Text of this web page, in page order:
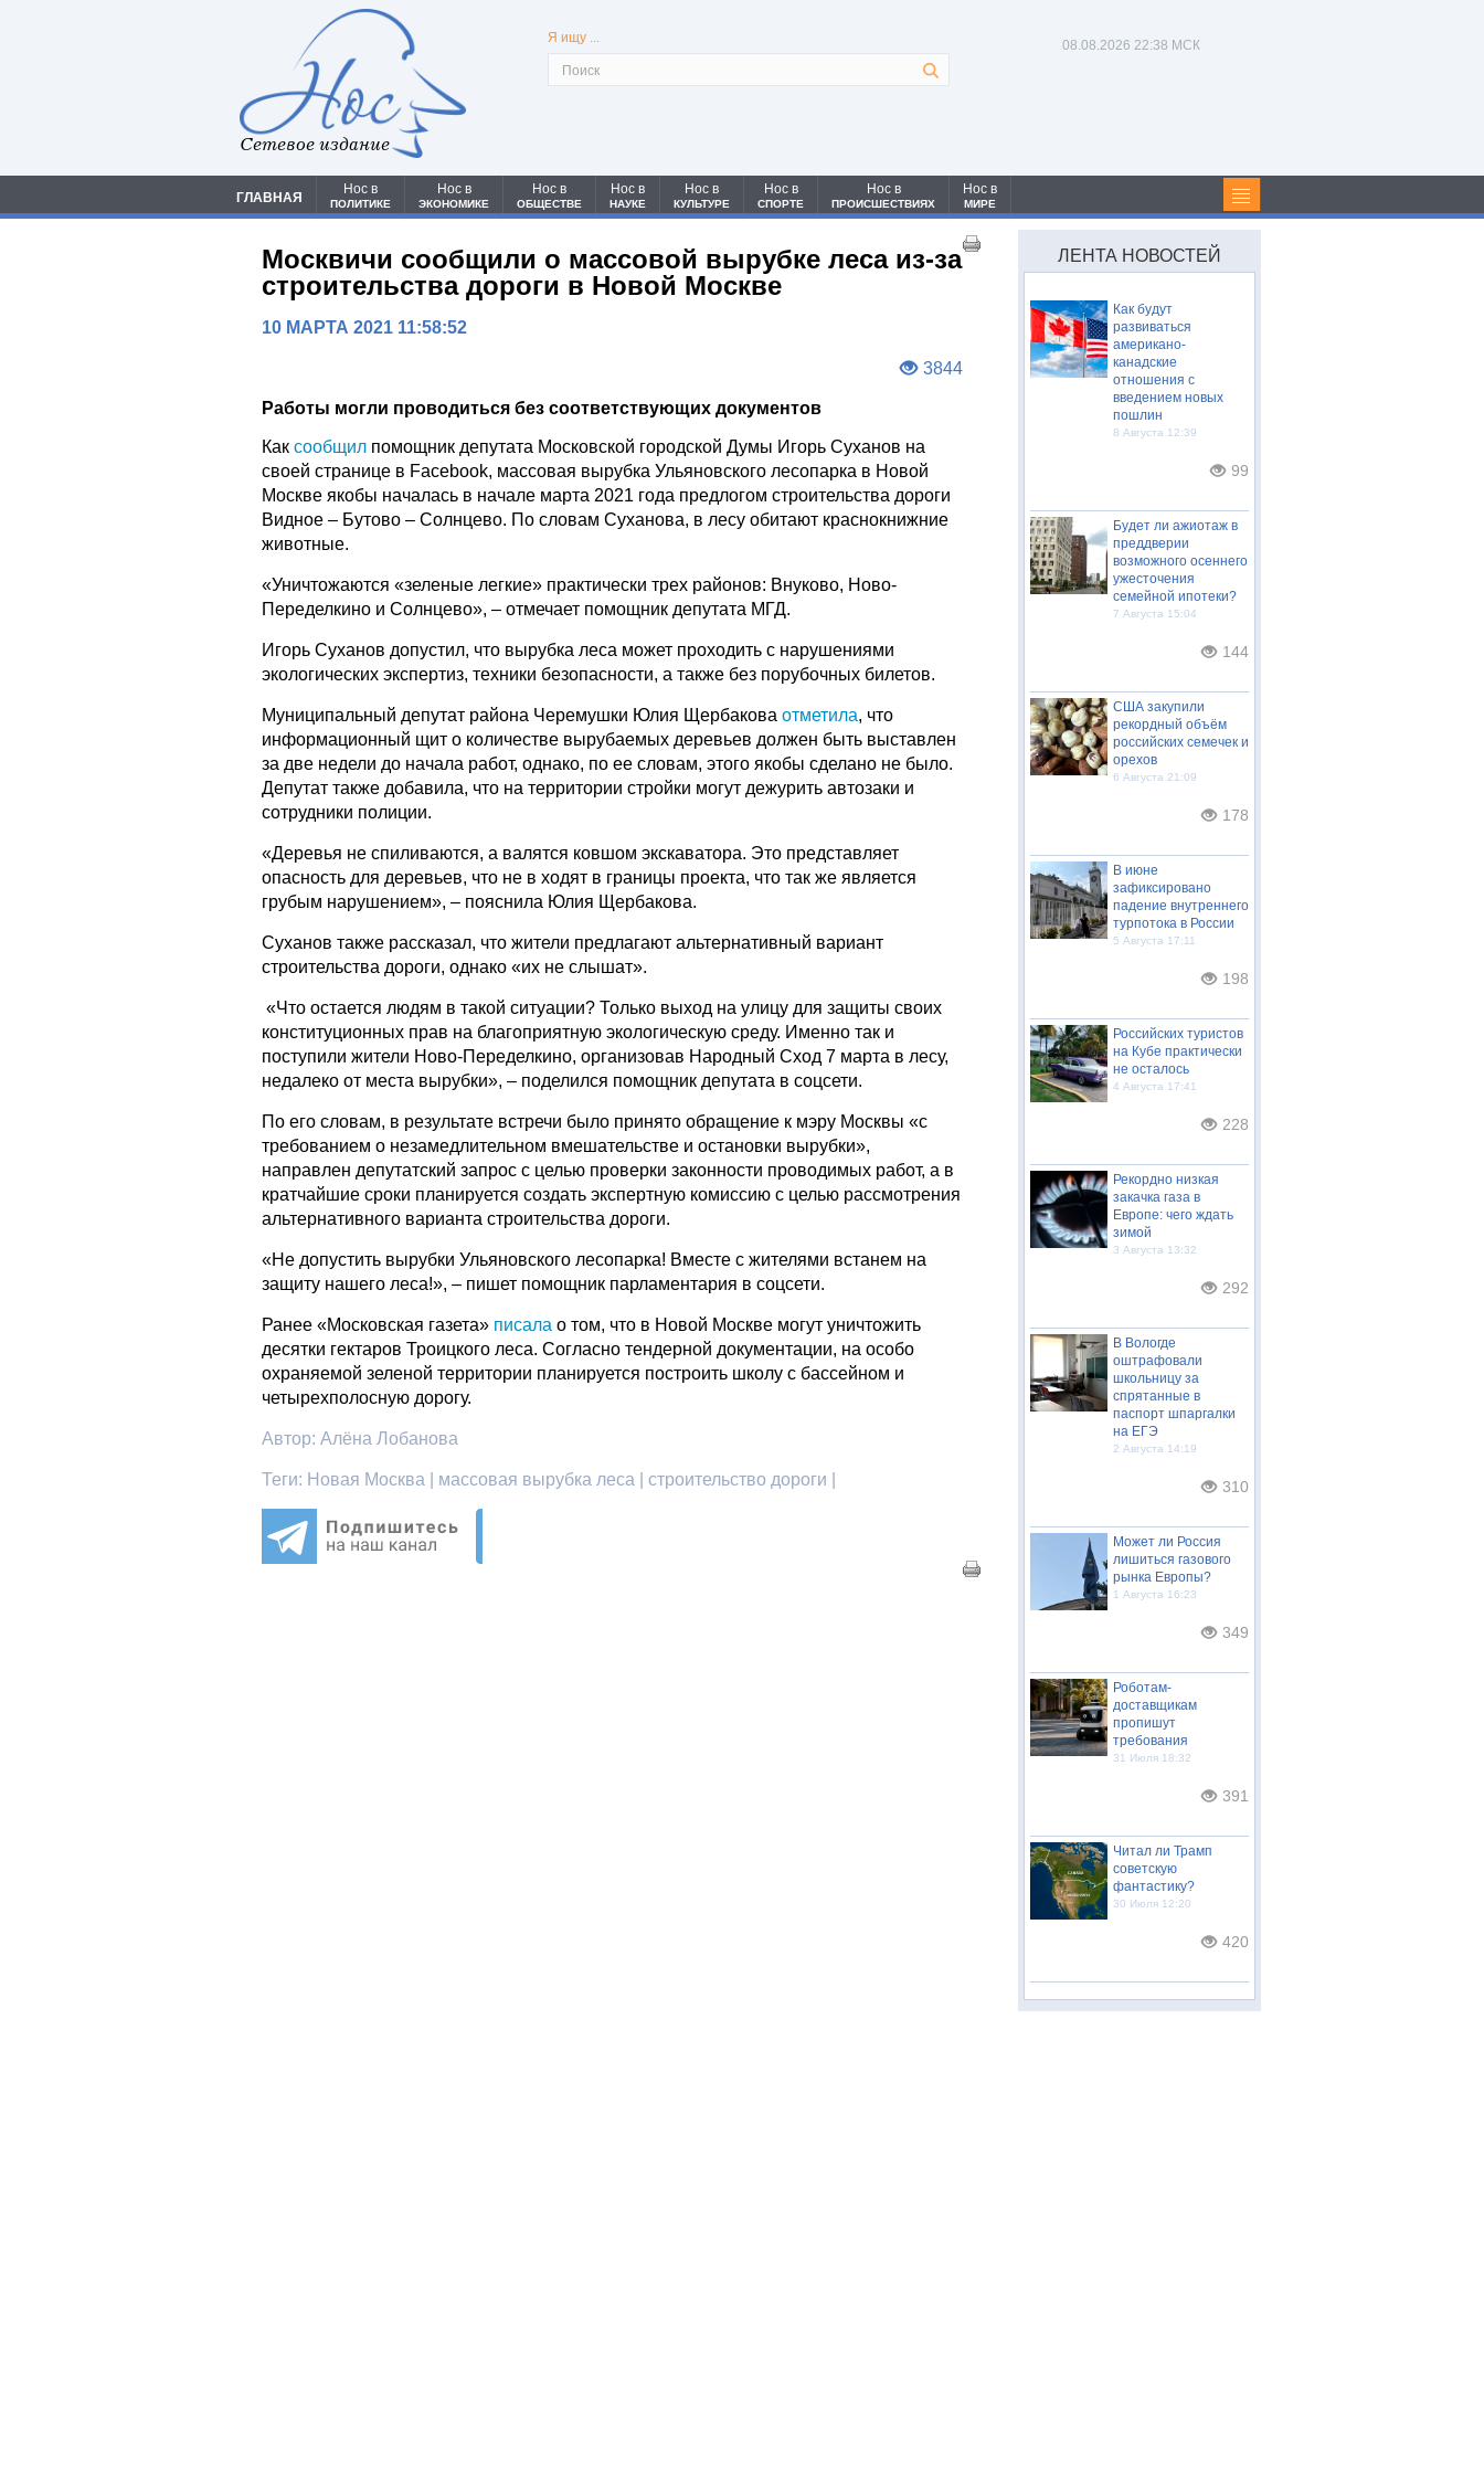
Сетевое издание
Я ищу ... 08.08.2026 22:38 МСК
ГЛАВНАЯ
Нос в
ПОЛИТИКЕ
Нос в
ЭКОНОМИКЕ
Нос в
ОБЩЕСТВЕ
Нос в
НАУКЕ
Нос в
КУЛЬТУРЕ
Нос в
СПОРТЕ
Нос в
ПРОИСШЕСТВИЯХ
Нос в
МИРЕ
Москвичи сообщили о массовой вырубке леса из-за
строительства дороги в Новой Москве
10 МАРТА 2021 11:58:52
3844
Работы могли проводиться без соответствующих документов
Каксообщил помощник депутата Московской городской Думы Игорь Суханов на
своей странице в Facebook, массовая вырубка Ульяновского лесопарка в Новой
Москве якобы началась в начале марта 2021 года предлогом строительства дороги
Видное – Бутово – Солнцево. По словам Суханова, в лесу обитают краснокнижние
животные.
«Уничтожаются «зеленые легкие» практически трех районов: Внуково, Ново-
Переделкино и Солнцево», – отмечает помощник депутата МГД.
Игорь Суханов допустил, что вырубка леса может проходить с нарушениями
экологических экспертиз, техники безопасности, а также без порубочных билетов.
Муниципальный депутат района Черемушки Юлия Щербаковаотметила, что
информационный щит о количестве вырубаемых деревьев должен быть выставлен
за две недели до начала работ, однако, по ее словам, этого якобы сделано не было.
Депутат также добавила, что на территории стройки могут дежурить автозаки и
сотрудники полиции.
«Деревья не спиливаются, а валятся ковшом экскаватора. Это представляет
опасность для деревьев, что не в ходят в границы проекта, что так же является
грубым нарушением», – пояснила Юлия Щербакова.
Суханов также рассказал, что жители предлагают альтернативный вариант
строительства дороги, однако «их не слышат».
«Что остается людям в такой ситуации? Только выход на улицу для защиты своих
конституционных прав на благоприятную экологическую среду. Именно так и
поступили жители Ново-Переделкино, организовав Народный Сход 7 марта в лесу,
недалеко от места вырубки», – поделился помощник депутата в соцсети.
По его словам, в результате встречи было принято обращение к мэру Москвы «с
требованием о незамедлительном вмешательстве и остановки вырубки»,
направлен депутатский запрос с целью проверки законности проводимых работ, а в
кратчайшие сроки планируется создать экспертную комиссию с целью рассмотрения
альтернативного варианта строительства дороги.
«Не допустить вырубки Ульяновского лесопарка! Вместе с жителями встанем на
защиту нашего леса!», – пишет помощник парламентария в соцсети.
Ранее «Московская газета» писала о том, что в Новой Москве могут уничтожить
десятки гектаров Троицкого леса. Согласно тендерной документации, на особо
охраняемой зеленой территории планируется построить школу с бассейном и
четырехполосную дорогу.
Автор:Алёна Лобанова
Теги: Новая Москва | массовая вырубка леса | строительство дороги |
ЛЕНТА НОВОСТЕЙ
Как будут
развиваться
американо-
канадские
отношения с
введением новых
пошлин
8 Августа 12:39
99
Будет ли ажиотаж в
преддверии
возможного осеннего
ужесточения
семейной ипотеки?
7 Августа 15:04
144
США закупили
рекордный объём
российских семечек и
орехов
6 Августа 21:09
178
В июне
зафиксировано
падение внутреннего
турпотока в России
5 Августа 17:11
198
Российских туристов
на Кубе практически
не осталось
4 Августа 17:41
228
Рекордно низкая
закачка газа в
Европе: чего ждать
зимой
3 Августа 13:32
292
В Вологде
оштрафовали
школьницу за
спрятанные в
паспорт шпаргалки
на ЕГЭ
2 Августа 14:19
310
Может ли Россия
лишиться газового
рынка Европы?
1 Августа 16:23
349
Роботам-
доставщикам
пропишут
требования
31 Июля 18:32
391
Читал ли Трамп
советскую
фантастику?
30 Июля 12:20
420